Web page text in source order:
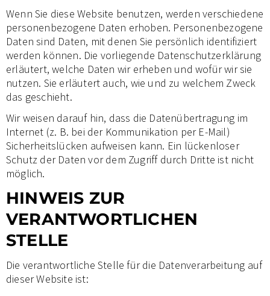
Wenn Sie diese Website benutzen, werden verschiedene
personenbezogene Daten erhoben. Personenbezogene
Daten sind Daten, mit denen Sie persönlich identifiziert
werden können. Die vorliegende Datenschutzerklärung
erläutert, welche Daten wir erheben und wofür wir sie
nutzen. Sie erläutert auch, wie und zu welchem Zweck
das geschieht.
Wir weisen darauf hin, dass die Datenübertragung im
Internet (z. B. bei der Kommunikation per E-Mail)
Sicherheitslücken aufweisen kann. Ein lückenloser
Schutz der Daten vor dem Zugriff durch Dritte ist nicht
möglich.
HINWEIS ZUR
VERANTWORTLICHEN
STELLE
Die verantwortliche Stelle für die Datenverarbeitung auf
dieser Website ist: